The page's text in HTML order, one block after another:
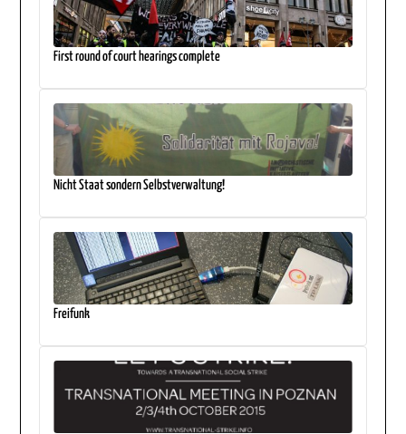
First round of court hearings complete
Nicht Staat sondern Selbstverwaltung!
Freifunk